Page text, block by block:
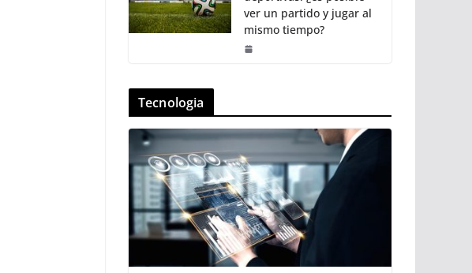
ver un partido y jugar al
mismo tiempo?
Tecnologia